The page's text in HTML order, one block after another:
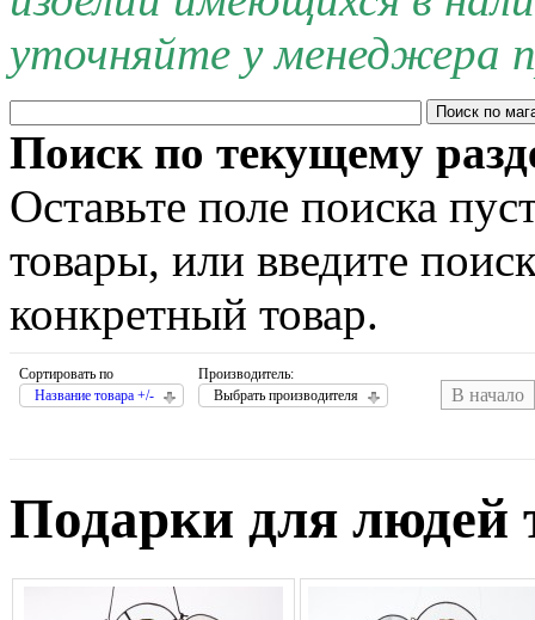
уточняйте у менеджера
Поиск по текущему
Оставьте поле поиска
товары, или введите
конкретный товар.
Сортировать по
Название товара +/-
Производитель:
Выбрать производителя
В начало
Подарки для людей